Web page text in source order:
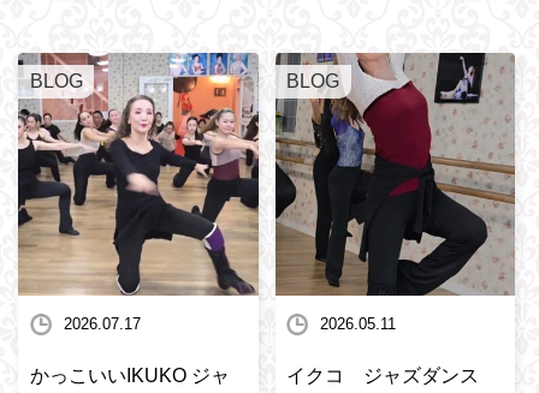
BLOG
2026.07.17
かっこいいIKUKO ジャ
BLOG
2026.05.11
イクコ ジャズダンス